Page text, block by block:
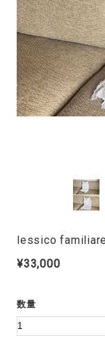
lessico familiare
¥33,000
数量